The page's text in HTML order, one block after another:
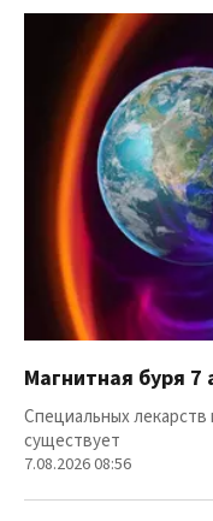
Магнитная буря
Специальных
существует
7.08.2026 08:56